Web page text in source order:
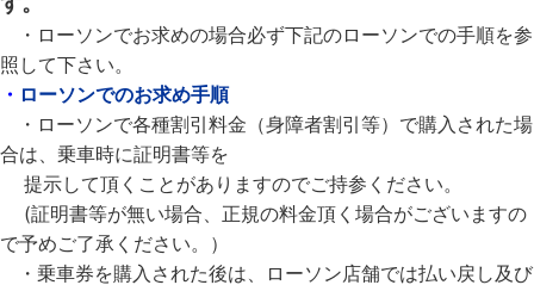
・ローソンでお求めの場合必ず下記のローソンでの手順を参
照して下さい。
・ ローソンでのお求め手順
・ローソンで各種割引料金（身障者割引等）で購入された場
合は、乗車時に証明書等を
提示して頂くことがありますのでご持参ください。
(証明書等が無い場合、正規の料金頂く場合がございますの
で予めご了承ください。）
・乗車券を購入された後は、ローソン店舗では払い戻し及び